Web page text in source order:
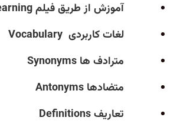
آموزش از طریق فیلم
لغات کاربردی Vocabulary
مترادف ها Synonyms
متضادها Antonyms
تعاریفDefinitions